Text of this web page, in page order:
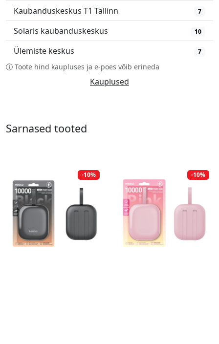
Kaubanduskeskus T1 Tallinn 7
Solaris kaubanduskeskus 10
Ülemiste keskus 7
Toote hind kaupluses ja e-poes võib erineda
Kauplused
Sarnased tooted
-10% -10%